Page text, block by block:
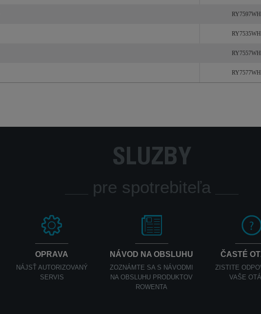
RY7597WH
RY7535WH
RY7557WH
RY7577WH
SLUŽBY
pre spotrebiteľa
OPRAVA
NÁJSŤ AUTORIZOVANÝ
SERVIS
NÁVOD NA OBSLUHU
ZOZNÁMTE SA S NÁVODMI
NA OBSLUHU PRODUKTOV
ROWENTA
ČASTÉ
ZISTITE
VAŠE